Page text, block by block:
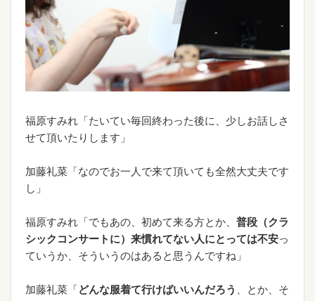
福原すみれ「たいてい毎回終わった後に、少しお話しさ
せて頂いたりします」
加藤礼菜「なのでお一人で来て頂いても全然大丈夫です
し」
福原すみれ「でもあの、初めて来る方とか、 普段（クラ
シックコンサートに）来慣れてない人にとっては不安っ
ていうか、そういうのはあると思うんですね」
加藤礼菜「どんな服着て行けばいいんだろう
、とか、そ